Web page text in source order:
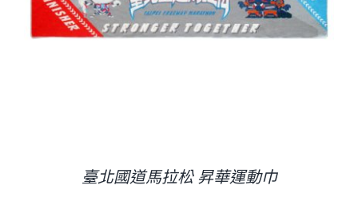
臺北國道馬拉松 昇華運動巾